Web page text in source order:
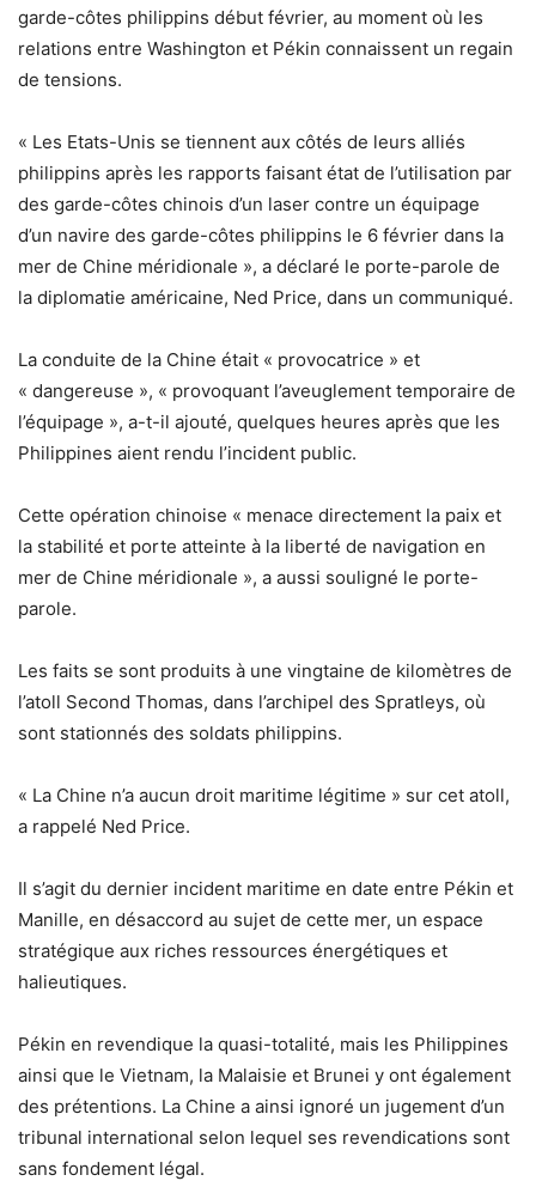
garde-côtes philippins début février, au moment où les
relations entre Washington et Pékin connaissent un regain
de tensions.
« Les Etats-Unis se tiennent aux côtés de leurs alliés
philippins après les rapports faisant état de l’utilisation par
des garde-côtes chinois d’un laser contre un équipage
d’un navire des garde-côtes philippins le 6 février dans la
mer de Chine méridionale », a déclaré le porte-parole de
la diplomatie américaine, Ned Price, dans un communiqué.
La conduite de la Chine était « provocatrice » et
« dangereuse », « provoquant l’aveuglement temporaire de
l’équipage », a-t-il ajouté, quelques heures après que les
Philippines aient rendu l’incident public.
Cette opération chinoise « menace directement la paix et
la stabilité et porte atteinte à la liberté de navigation en
mer de Chine méridionale », a aussi souligné le porte-
parole.
Les faits se sont produits à une vingtaine de kilomètres de
l’atoll Second Thomas, dans l’archipel des Spratleys, où
sont stationnés des soldats philippins.
« La Chine n’a aucun droit maritime légitime » sur cet atoll,
a rappelé Ned Price.
Il s’agit du dernier incident maritime en date entre Pékin et
Manille, en désaccord au sujet de cette mer, un espace
stratégique aux riches ressources énergétiques et
halieutiques.
Pékin en revendique la quasi-totalité, mais les Philippines
ainsi que le Vietnam, la Malaisie et Brunei y ont également
des prétentions. La Chine a ainsi ignoré un jugement d’un
tribunal international selon lequel ses revendications sont
sans fondement légal.